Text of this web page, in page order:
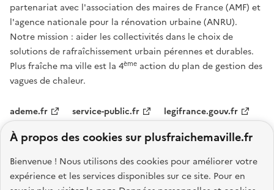
À propos des cookies sur plusfraichemaville.fr
Bienvenue ! Nous utilisons des cookies pour améliorer votre
expérience et les services disponibles sur ce site. Pour en
partenariat avec l'association des maires de France (AMF) et
l'agence nationale pour la rénovation urbaine (ANRU).
Notre mission : aider les collectivités dans le choix de
solutions de rafraîchissement urbain pérennes et durables.
Plus fraîche ma ville est la 4ème action du plan de gestion des
vagues de chaleur.
ademe.fr service-public.fr
legifrance.gouv.fr
data.gouv.fr
Nos partenaires